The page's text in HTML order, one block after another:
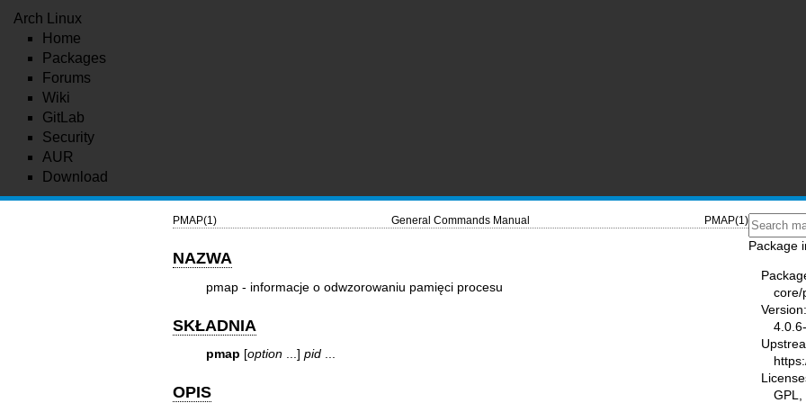
Arch Linux
Home
Packages
Forums
Wiki
GitLab
Security
AUR
Download
PMAP(1) General Commands Manual PMAP(1)
NAZWA
pmap - informacje o odwzorowaniu pamięci procesu
SKŁADNIA
pmap [option...] pid...
OPIS
Package
core/
Version:
GPL,